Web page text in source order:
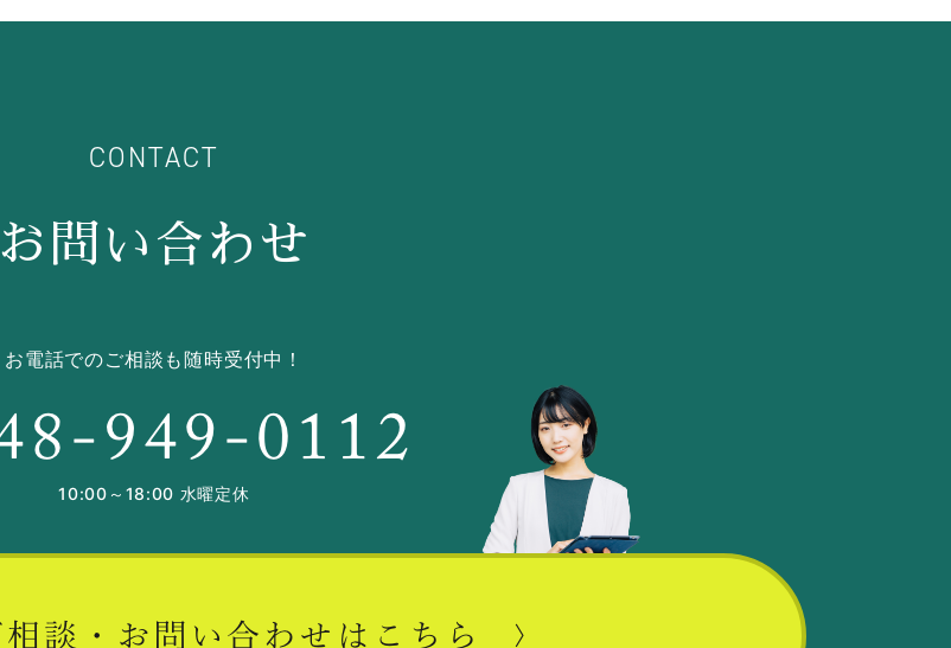
CONTACT
お問い合わせ
お電話でのご相談も随時受付中！
10:00～18:00 水曜定休